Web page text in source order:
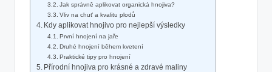
Jak správně aplikovat organická hnojiva?
Vliv na chuť a kvalitu plodů
Kdy aplikovat hnojivo pro nejlepší výsledky
První hnojení na jaře
Druhé hnojení během kvetení
Praktické tipy pro hnojení
Přírodní hnojiva pro krásné a zdravé maliny